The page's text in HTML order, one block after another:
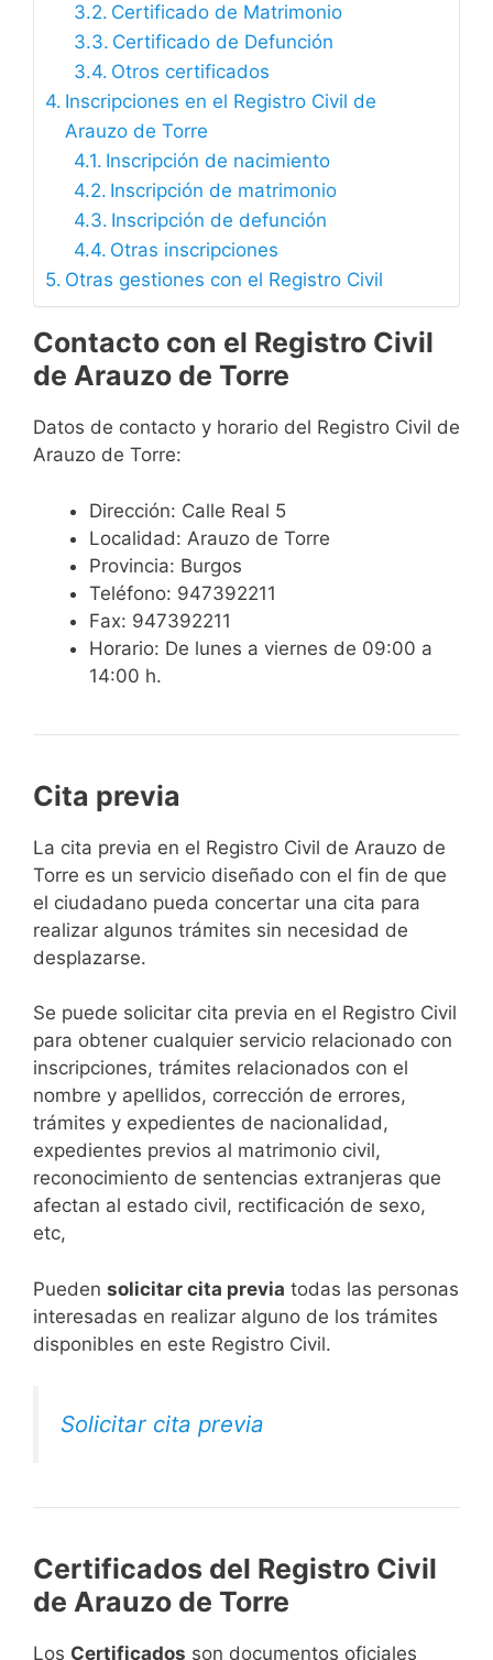
Certificado de Matrimonio
Certificado de Defunción
Otros certificados
Inscripciones en el Registro Civil de
Arauzo de Torre
Inscripción de nacimiento
Inscripción de matrimonio
Inscripción de defunción
Otras inscripciones
Otras gestiones con el Registro Civil
Contacto con el Registro Civil
de Arauzo de Torre
Datos de contacto y horario del Registro Civil de
Arauzo de Torre:
Dirección: Calle Real 5
Localidad: Arauzo de Torre
Provincia: Burgos
Teléfono: 947392211
Fax: 947392211
Horario: De lunes a viernes de 09:00 a
14:00 h.
Cita previa
​​​​​​​​​​​​​​​​​​​​​​​​​​​​La cita previa en el Registro Civil de Arauzo de
Torre es un servicio diseñado con el fin de que
el ciudadano pueda concertar una cita para
realizar algunos trámites sin necesidad de
desplazarse.​
Se puede solicitar cita previa en el Registro Civil
para obtener cualquier servicio relacionado con
inscripciones, trámites relacionados con el
nombre y apellidos, corrección de errores,
trámites y expedientes de nacionalidad,
expedientes previos al matrimonio civil,
reconocimiento de sentencias extranjeras que
afectan al estado civil, rectificación de sexo,
etc,
​Pueden solicitar cita previa todas las personas
interesadas en realizar alguno de los trámites
disponibles en este Registro Civil.​
Solicitar cita previa
Certificados del Registro Civil
de Arauzo de Torre
Los Certificados son documentos oficiales